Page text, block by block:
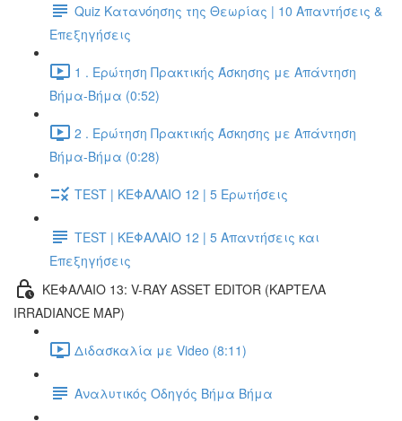
Quiz Κατανόησης της Θεωρίας | 10 Απαντήσεις &
Επεξηγήσεις
1 . Ερώτηση Πρακτικής Άσκησης με Απάντηση
Βήμα-Βήμα (0:52)
2 . Ερώτηση Πρακτικής Άσκησης με Απάντηση
Βήμα-Βήμα (0:28)
TEST | ΚΕΦΑΛΑΙΟ 12 | 5 Ερωτήσεις
TEST | ΚΕΦΑΛΑΙΟ 12 | 5 Απαντήσεις και
Επεξηγήσεις
ΚΕΦΑΛΑΙΟ 13: V-RAY ASSET EDITOR (ΚΑΡΤΕΛΑ
IRRADIANCE MAP)
Διδασκαλία με Video (8:11)
Αναλυτικός Οδηγός Βήμα Βήμα